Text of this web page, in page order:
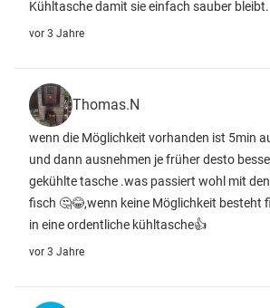
Kühltasche damit sie einfach sauber bleibt.
vor 3 Jahre
Thomas.N
wenn die Möglichkeit vorhanden ist 5min
und dann ausnehmen je früher desto
gekühlte tasche .was passiert wohl mit
fisch 🤔😂,wenn keine Möglichkeit besteht
in eine ordentliche kühltasche👍
vor 3 Jahre